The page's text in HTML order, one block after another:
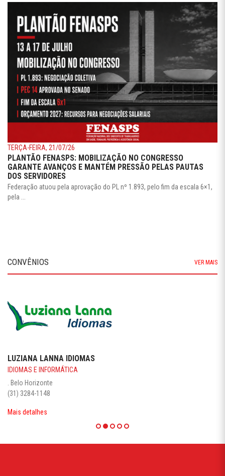
TERÇA-FEIRA, 21/07/26
PLANTÃO FENASPS: MOBILIZAÇÃO NO CONGRESSO
GARANTE AVANÇOS E MANTÉM PRESSÃO PELAS PAUTAS
DOS SERVIDORES
Federação atuou pela aprovação do PL nº 1.893, pelo fim da escala 6×1,
pela ...
CONVÊNIOS VER MAIS
LUZIANA LANNA IDIOMAS
IDIOMAS E INFORMÁTICA
. Belo Horizonte
(31) 3284-1148
Mais detalhes